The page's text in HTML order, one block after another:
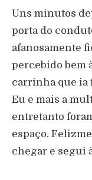
Uns minutos
porta do
afanosamente
percebido bem
carrinha que ia
Eu e mais a
entretanto
espaço.
chegar e segui